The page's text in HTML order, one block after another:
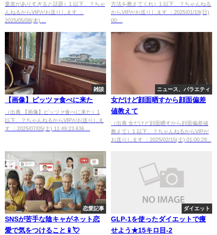
量差がありすぎると話題）1 以下、？ちゃ
んねるからVIPがお送りします ：
2025/05/08(木) ...
方法を教えてくれ）1 以下、？ちゃんねる
からVIPがお送りします ：2025/01/19(日)
00:...
雑談
【画像】ピッツァ食べに来た
（出典 【画像】ピッツァ食べに来た）1
以下、？ちゃんねるからVIPがお送りしま
す ：2025/07/05(土) 11:49:23.636 ...
ニュース、バラエティ
女だけど顔面晒すから顔面偏差
値教えて
（出典 女だけど顔面晒すから顔面偏差値
教えて）1 以下、？ちゃんねるからVIPが
お送りします ：2025/02/15(土) 01:00:29...
恋愛記事
SNSが苦手な陰キャがネット恋
愛で気をつけること📱💘
ダイエット
GLP-1を使ったダイエットで痩
せよう★15キロ目-2